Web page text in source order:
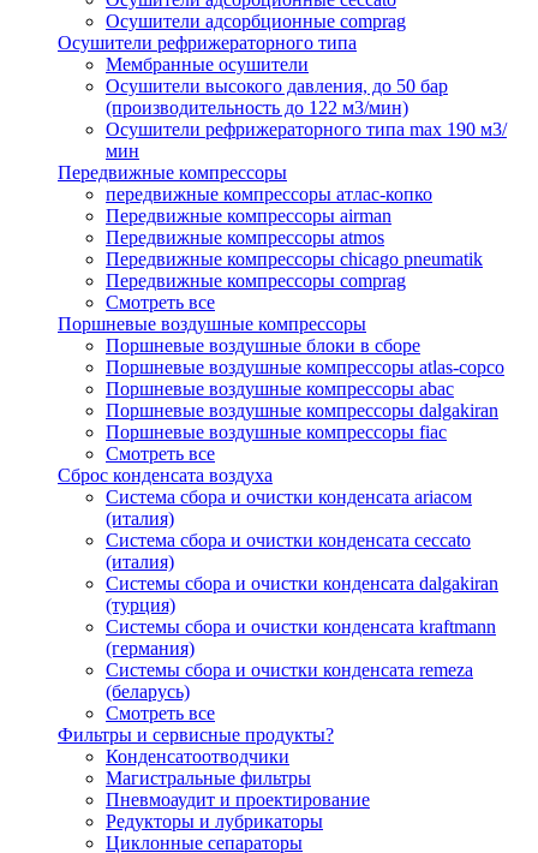
Осушители адсорбционные comprag
Осушители рефрижераторного типа
Мембранные осушители
Осушители высокого давления, до 50 бар
(производительность до 122 м3/мин)
Осушители рефрижераторного типа max 190 м3/
мин
Передвижные компрессоры
передвижные компрессоры атлас-копко
Передвижные компрессоры airman
Передвижные компрессоры atmos
Передвижные компрессоры chicago pneumatik
Передвижные компрессоры comprag
Смотреть все
Поршневые воздушные компрессоры
Поршневые воздушные блоки в сборе
Поршневые воздушные компрессоры atlas-copco
Поршневые воздушные компрессоры abac
Поршневые воздушные компрессоры dalgakiran
Поршневые воздушные компрессоры fiac
Смотреть все
Сброс конденсата воздуха
Система сбора и очистки конденсата ariacом
(италия)
Система сбора и очистки конденсата ceccato
(италия)
Системы сбора и очистки конденсата dalgakiran
(турция)
Системы сбора и очистки конденсата kraftmann
(германия)
Системы сбора и очистки конденсата remeza
(беларусь)
Смотреть все
Фильтры и сервисные продукты?
Конденсатоотводчики
Магистральные фильтры
Пневмоаудит и проектирование
Редукторы и лубрикаторы
Циклонные сепараторы